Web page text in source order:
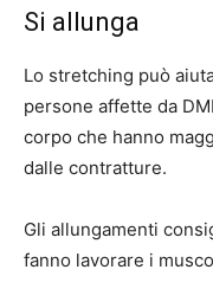
Si allunga
Lo stretching può
persone affette da
corpo che hanno
dalle contratture.
Gli allungamenti
fanno lavorare i